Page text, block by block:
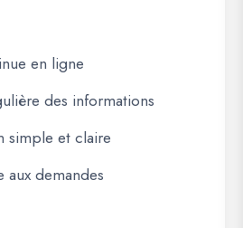
en ligne
des informations
simple et claire
demandes